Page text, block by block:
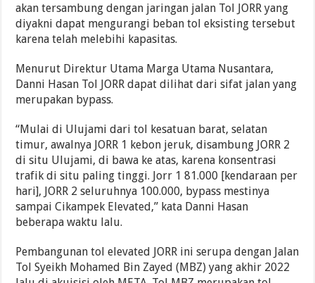
akan tersambung dengan jaringan jalan Tol JORR yang
diyakni dapat mengurangi beban tol eksisting tersebut
karena telah melebihi kapasitas.
Menurut Direktur Utama Marga Utama Nusantara,
Danni Hasan Tol JORR dapat dilihat dari sifat jalan yang
merupakan bypass.
“Mulai di Ulujami dari tol kesatuan barat, selatan
timur, awalnya JORR 1 kebon jeruk, disambung JORR 2
di situ Ulujami, di bawa ke atas, karena konsentrasi
trafik di situ paling tinggi. Jorr 1 81.000 [kendaraan per
hari], JORR 2 seluruhnya 100.000, bypass mestinya
sampai Cikampek Elevated,” kata Danni Hasan
beberapa waktu lalu.
Pembangunan tol elevated JORR ini serupa dengan Jalan
Tol Syeikh Mohamed Bin Zayed (MBZ) yang akhir 2022